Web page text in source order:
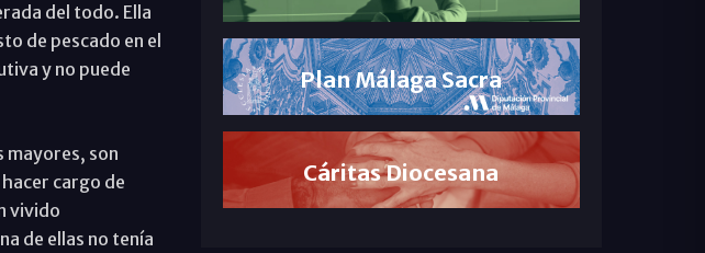
del todo. Ella
de pescado en el
y no puede
mayores, son
cargo de
vivido
de ellas no tenía
Plan Málaga Sacra
Cáritas Diocesana